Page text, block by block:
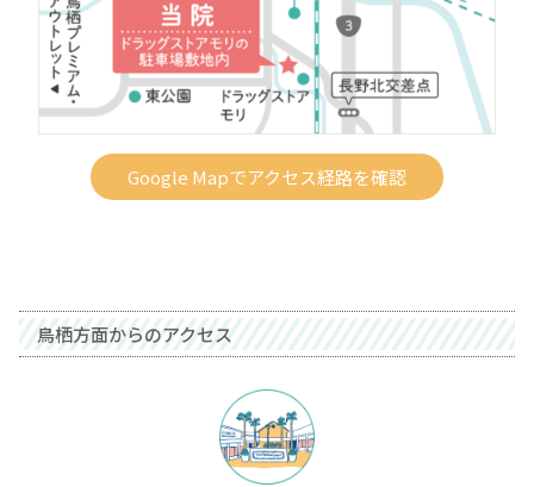
Google Mapでアクセス経路を確認
鳥栖方面からのアクセス